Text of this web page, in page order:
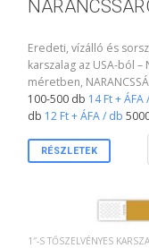
Eredeti, vízálló és
karszalag az USA-ból
méretben,
100-500 db 14 Ft + ÁFA
db 12 Ft + ÁFA / db
RÉSZLETEK
1″-S TŐSZELVÉNYES